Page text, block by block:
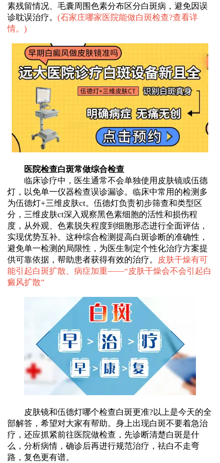
素残留情况、毛囊周围色素分布区分白斑病，避免因误
诊耽误治疗。 (石家庄哪家医院能做白斑检查?查看详
情。 )
医院检查白斑常做综合检查
临床诊疗中，医生通常不会单独使用皮肤镜或伍德
灯，以免单一仪器检查误诊漏诊。临床中常用的检测多
为伍德灯+三维皮肤ct。伍德灯负责初步筛查和类型区
分，三维皮肤ct深入观察黑色素细胞的活性和损伤程
度，从外观、色素脱失程度到细胞形态进行全面评估，
实现优势互补。这种综合检测提高白斑诊断的准确性，
避免单一检测的局限性，为医生制定个性化治疗方案提
供可靠依据，帮助患者获得有效的治疗。
皮肤干燥有可
能引起白斑扩散、病症加重——“皮肤干燥会不会引起白
癜风扩散”
皮肤镜和伍德灯哪个检查白斑更准?以上是今天的全
部解答，希望对大家有帮助。身上出现白斑不要着急治
疗，还应抓紧前往医院做检查，先诊断清楚白斑是什
么，分析病情，确诊后再进行规范治疗，祛白不走弯
路，复色更有谱。